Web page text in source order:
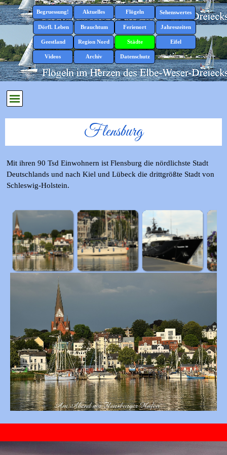
Direkt zum Seiteninhalt
Menü überspringen
Begruessung! Aktuelles ▼
Flögeln ▼
Sehenswertes ▼
Dörfl. Leben ▼
Brauchtum ▼
Ferienort ▼
Jahreszeiten
Geestland ▼
Region Nord ▼
Städte ▼
Eifel ▼
Videos Archiv ▼
Datenschutz
Flensburg
Mit ihren 90 Tsd Einwohnern ist Flensburg die nördlichste Stadt
Deutschlands und nach Kiel und Lübeck die drittgrößte Stadt von
Schleswig-Holstein.